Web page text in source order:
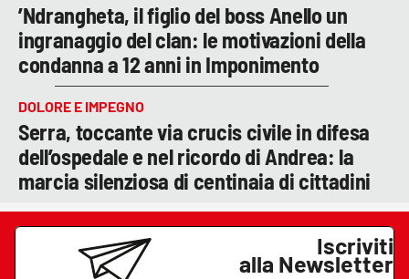
’Ndrangheta, il figlio del boss Anello un
ingranaggio del clan: le motivazioni della
condanna a 12 anni in Imponimento
DOLORE E IMPEGNO
Serra, toccante via crucis civile in difesa
dell’ospedale e nel ricordo di Andrea: la
marcia silenziosa di centinaia di cittadini
Iscriviti
alla Newsletter